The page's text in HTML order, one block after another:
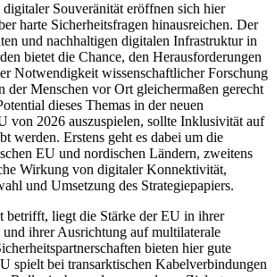
digitaler Souveränität er­öffnen sich hier
harte Sicherheitsfragen hinausreichen. Der
und nachhaltigen digitalen Infrastruktur in
bietet die Chance, den Her­ausforderungen
Not­wendigkeit wissenschaftlicher Forschung
der Menschen vor Ort gleichermaßen gerecht
dieses Themas in der neuen
von 2026 auszuspielen, sollte Inklusivität auf
werden. Erstens geht es dabei um die
EU und nor­dischen Ländern, zweitens
Wirkung von digitaler Konnektivität,
und Um­setzung des Strategiepapiers.
betrifft, liegt die Stärke der EU in ihrer
ihrer Ausrichtung auf multilaterale
bieten hier gute
spielt bei transarktischen Kabelverbindungen